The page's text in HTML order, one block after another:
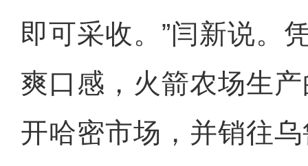
即可采收。”闫新说。
爽口感，火箭农场生
开哈密市场，并销往